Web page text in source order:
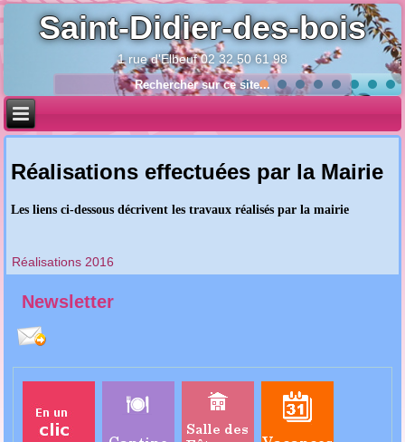
Saint-Didier-des-bois
1 rue d'Elbeuf 02 32 50 61 98
Réalisations effectuées par la Mairie
Les liens ci-dessous décrivent les travaux réalisés par la mairie
Réalisations 2016
Newsletter
AnnéeMoisAnnéeMois